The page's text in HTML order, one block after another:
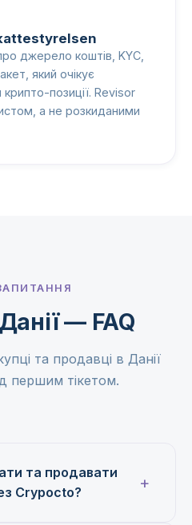
джерело коштів, KYC,
який очікує
позиції. Revisor
а не розкиданими
— FAQ
та продавці в Данії
першим тікетом.
та продавати
Crypocto?